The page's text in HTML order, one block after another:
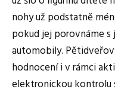
nohy už podstatně
pokud jej porovnáme
automobily.
hodnocení i v rámci
elektronickou kontrolu